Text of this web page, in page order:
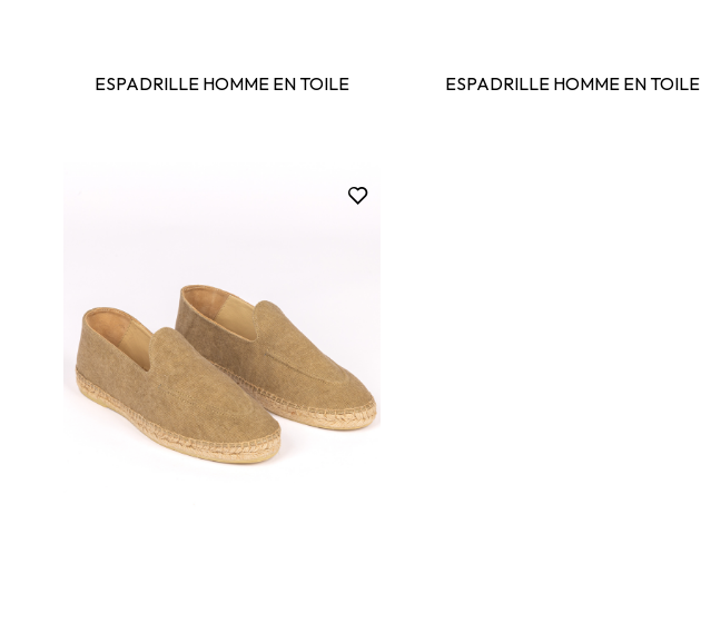
ESPADRILLE HOMME EN TOILE ESPADRILLE HOMME EN TOILE